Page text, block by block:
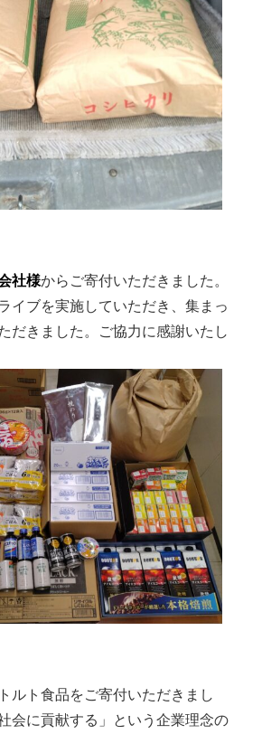
社様からご寄付いただきました。
イブを実施していただき、集まっ
だきました。ご協力に感謝いたし
ルト食品をご寄付いただきまし
会に貢献する」という企業理念の